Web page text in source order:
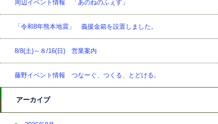
周辺イベント情報 「あのねのふぇす」
「令和8年熊本地震」 義援金箱を設置しました。
8/8(土)～８/16(日) 営業案内
藤野イベント情報 つなーぐ、つくる、とどける。
アーカイブ